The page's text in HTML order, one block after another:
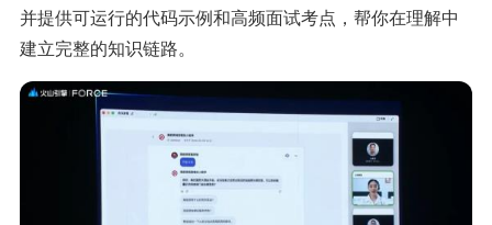
并提供可运行的代码示例和高频面试考点，帮你在理解中
建立完整的知识链路。